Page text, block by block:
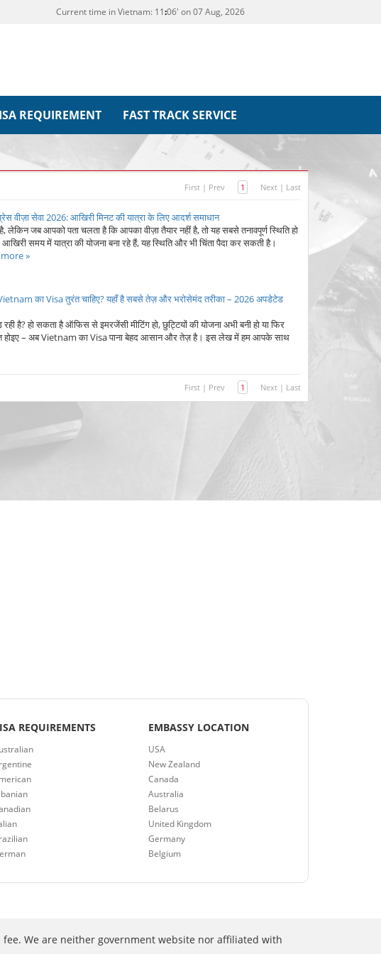
Current time in Vietnam: 11:06' on 07 Aug, 2026
REQUIREMENT FAST TRACK SERVICE
First | Prev 1 Next | Last
वीज़ा सेवा 2026: आखिरी मिनट की यात्रा के लिए आदर्श समाधान
है, लेकिन जब आपको पता चलता है कि आपका वीज़ा तैयार नहीं है, तो यह सबसे तनावपूर्ण स्थिति हो
समय में यात्रा की योजना बना रहे हैं, यह स्थिति और भी चिंता पैदा कर सकती है।
»
Vietnam का Visa तुरंत चाहिए? यहाँ है सबसे तेज़ और भरोसेमंद तरीका – 2026 अपडेटेड
है? हो सकता है ऑफिस से इमरजेंसी मीटिंग हो, छुट्टियों की योजना अभी बनी हो या फिर
होइए – अब Vietnam का Visa पाना बेहद आसान और तेज़ है। इस लेख में हम आपके साथ
First | Prev 1 Next | Last
REQUIREMENTS EMBASSY LOCATION
USA
New Zealand
Canada
Australia
Belarus
United Kingdom
Germany
Belgium
We are neither government website nor affiliated with